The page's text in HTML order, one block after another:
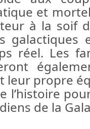
et
à la soif
galactiques
réel. Les
leur propre
l’histoire
de la